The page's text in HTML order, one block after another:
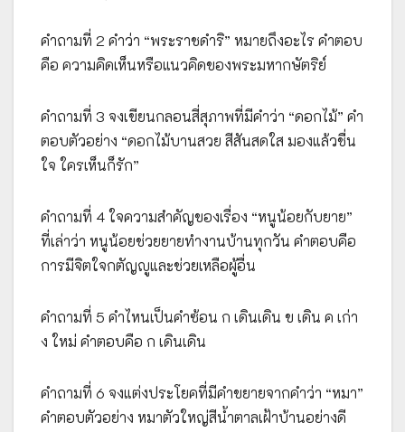
คำถามที่ 2 คำว่า “พระราชดำริ” หมายถึงอะไร คำตอบ
คือ ความคิดเห็นหรือแนวคิดของพระมหากษัตริย์
คำถามที่ 3 จงเขียนกลอนสี่สุภาพที่มีคำว่า “ดอกไม้” คำ
ตอบตัวอย่าง “ดอกไม้บานสวย สีสันสดใส มองแล้วชื่น
ใจ ใครเห็นก็รัก”
คำถามที่ 4 ใจความสำคัญของเรื่อง “หนูน้อยกับยาย”
ที่เล่าว่า หนูน้อยช่วยยายทำงานบ้านทุกวัน คำตอบคือ
การมีจิตใจกตัญญูและช่วยเหลือผู้อื่น
คำถามที่ 5 คำไหนเป็นคำซ้อน ก เดินเดิน ข เดิน ค เก่า
ง ใหม่ คำตอบคือ ก เดินเดิน
คำถามที่ 6 จงแต่งประโยคที่มีคำขยายจากคำว่า “หมา”
คำตอบตัวอย่าง หมาตัวใหญ่สีน้ำตาลเฝ้าบ้านอย่างดี